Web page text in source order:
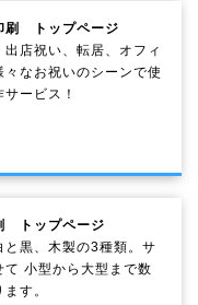
刷 トップページ
店祝い、転居、オフィ
なお祝いのシーンで使
ービス！
トップページ
と黒、木製の3種類。サ
て 小型から大型まで数
す。